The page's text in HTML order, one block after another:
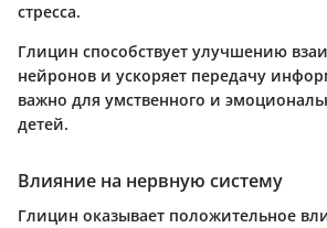
стресса.
Глицин способствует улучшению
нейронов и ускоряет передачу
важно для умственного и
детей.
Влияние на нервную систему
Глицин оказывает положительное